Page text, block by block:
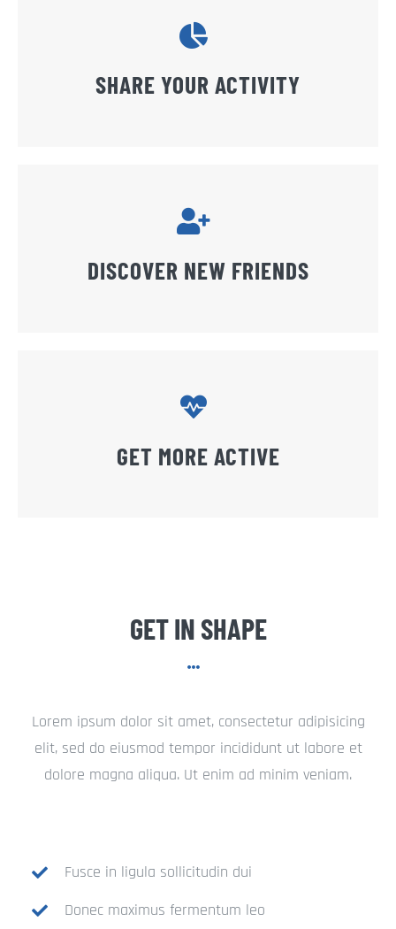
SHARE YOUR ACTIVITY
DISCOVER NEW FRIENDS
GET MORE ACTIVE
GET IN SHAPE
Lorem ipsum dolor sit amet, consectetur adipisicing
elit, sed do eiusmod tempor incididunt ut labore et
dolore magna aliqua. Ut enim ad minim veniam.
Fusce in ligula sollicitudin dui
Donec maximus fermentum leo